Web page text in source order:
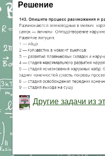
Решение
Другие задачи из